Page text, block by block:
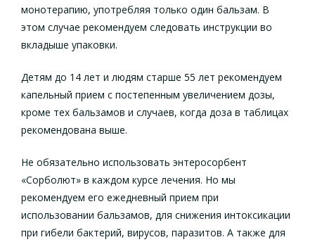
монотерапию, употребляя только один бальзам. В
этом случае рекомендуем следовать инструкции во
вкладыше упаковки.
Детям до 14 лет и людям старше 55 лет рекомендуем
капельный прием с постепенным увеличением дозы,
кроме тех бальзамов и случаев, когда доза в таблицах
рекомендована выше.
Не обязательно использовать энтеросорбент
«Сорболют» в каждом курсе лечения. Но мы
рекомендуем его ежедневный прием при
использовании бальзамов, для снижения интоксикации
при гибели бактерий, вирусов, паразитов. А также для